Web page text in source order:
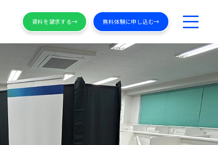
資料を請求する 無料体験に申し込む